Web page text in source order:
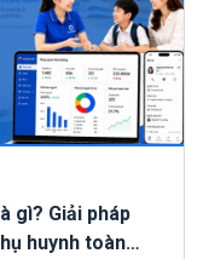
gì? Giải pháp
huynh toàn